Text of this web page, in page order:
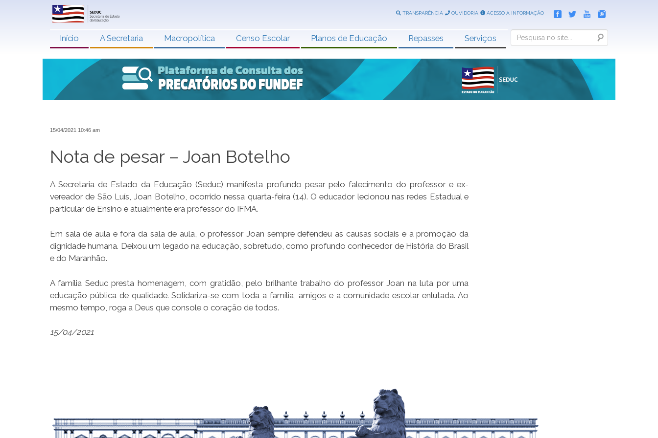
TRANSPARÊNCIA OUVIDORIA ACESSO A INFORMAÇÃO
Início A Secretaria Macropolítica Censo Escolar Planos de Educação Repasses Serviços Search
15/04/2021 10:46 am
Nota de pesar – Joan Botelho
A Secretaria de Estado da Educação (Seduc) manifesta profundo pesar pelo falecimento do professor e ex-
vereador de São Luís, Joan Botelho, ocorrido nessa quarta-feira (14). O educador lecionou nas redes Estadual e
particular de Ensino e atualmente era professor do IFMA.
Em sala de aula e fora da sala de aula, o professor Joan sempre defendeu as causas sociais e a promoção da
dignidade humana. Deixou um legado na educação, sobretudo, como profundo conhecedor de História do Brasil
e do Maranhão.
A família Seduc presta homenagem, com gratidão, pelo brilhante trabalho do professor Joan na luta por uma
educação pública de qualidade. Solidariza-se com toda a família, amigos e a comunidade escolar enlutada. Ao
mesmo tempo, roga a Deus que console o coração de todos.
15/04/2021